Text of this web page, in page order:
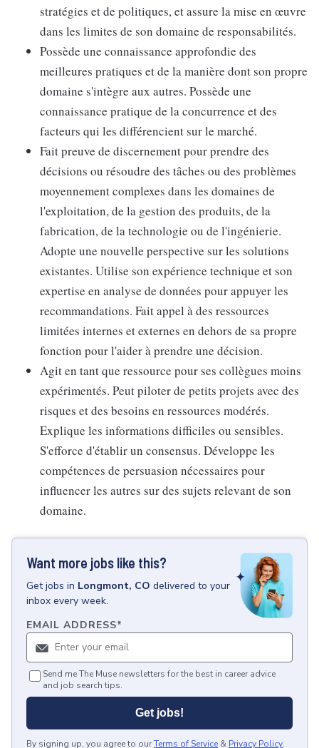
stratégies et de politiques, et assure la mise en œuvre
dans les limites de son domaine de responsabilités.
Possède une connaissance approfondie des
meilleures pratiques et de la manière dont son propre
domaine s'intègre aux autres. Possède une
connaissance pratique de la concurrence et des
facteurs qui les différencient sur le marché.
Fait preuve de discernement pour prendre des
décisions ou résoudre des tâches ou des problèmes
moyennement complexes dans les domaines de
l'exploitation, de la gestion des produits, de la
fabrication, de la technologie ou de l'ingénierie.
Adopte une nouvelle perspective sur les solutions
existantes. Utilise son expérience technique et son
expertise en analyse de données pour appuyer les
recommandations. Fait appel à des ressources
limitées internes et externes en dehors de sa propre
fonction pour l'aider à prendre une décision.
Agit en tant que ressource pour ses collègues moins
expérimentés. Peut piloter de petits projets avec des
risques et des besoins en ressources modérés.
Explique les informations difficiles ou sensibles.
S'efforce d'établir un consensus. Développe les
compétences de persuasion nécessaires pour
influencer les autres sur des sujets relevant de son
domaine.
Want more jobs like this?
Getjobs in Longmont, CO delivered to your
inbox every week.
EMAIL ADDRESS*
Send me The Muse newsletters for the best in career advice
and job search tips.
Get jobs!
By signing up, you agree to ourTerms of Service & Privacy Policy.